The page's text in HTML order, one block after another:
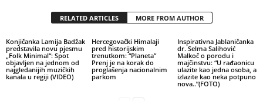
RELATED ARTICLES MORE FROM AUTHOR
Konjičanka Lamija Badžak
predstavila novu pjesmu
„Folk Minimal“: Spot
objavljen na jednom od
najgledanijih muzičkih
kanala u regiji (VIDEO)
Hercegovački Himalaji
pred historijskim
trenutkom: “Planeta”
Prenj je na korak do
proglašenja nacionalnim
parkom
Inspirativna Jablaničanka
dr. Selma Salihović
Malkoč o porodu i
majčinstvu: “U rađaonicu
ulazite kao jedna osoba, a
izlazite kao neka potpuno
nova..”(FOTO)